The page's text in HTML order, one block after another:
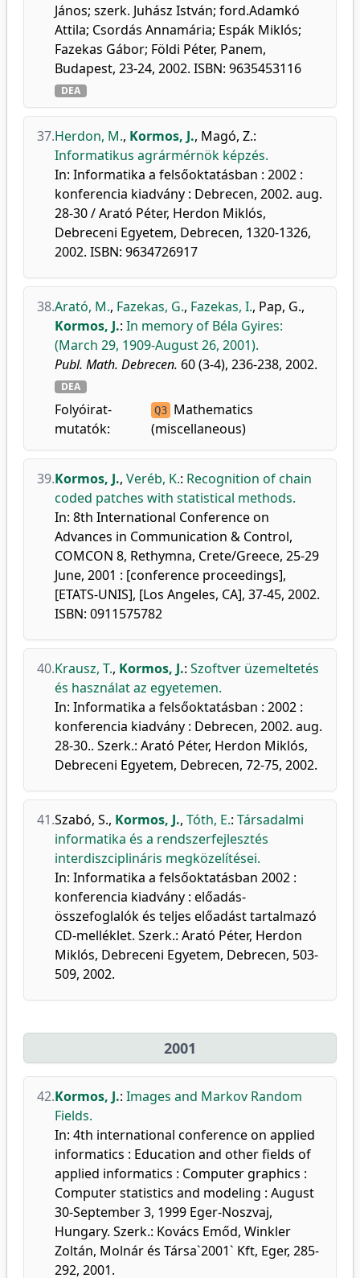
János; szerk. Juhász István; ford.Adamkó
Attila; Csordás Annamária; Espák Miklós;
Fazekas Gábor; Földi Péter, Panem,
Budapest, 23-24, 2002. ISBN: 9635453116
DEA
37.Herdon, M., Kormos, J., Magó, Z.:
Informatikus agrármérnök képzés.
In: Informatika a felsőoktatásban : 2002 :
konferencia kiadvány : Debrecen, 2002. aug.
28-30 / Arató Péter, Herdon Miklós,
Debreceni Egyetem, Debrecen, 1320-1326,
2002. ISBN: 9634726917
38.Arató, M., Fazekas, G., Fazekas, I., Pap, G.,
Kormos, J.: In memory of Béla Gyires:
(March 29, 1909-August 26, 2001).
Publ. Math. Debrecen. 60 (3-4), 236-238, 2002.
DEA
Folyóirat-
mutatók:
Q3 Mathematics
(miscellaneous)
39.Kormos, J., Veréb, K.: Recognition of chain
coded patches with statistical methods.
In: 8th International Conference on
Advances in Communication & Control,
COMCON 8, Rethymna, Crete/Greece, 25-29
June, 2001 : [conference proceedings],
[ETATS-UNIS], [Los Angeles, CA], 37-45, 2002.
ISBN: 0911575782
40.Krausz, T., Kormos, J.: Szoftver üzemeltetés
és használat az egyetemen.
In: Informatika a felsőoktatásban : 2002 :
konferencia kiadvány : Debrecen, 2002. aug.
28-30.. Szerk.: Arató Péter, Herdon Miklós,
Debreceni Egyetem, Debrecen, 72-75, 2002.
41.Szabó, S., Kormos, J., Tóth, E.: Társadalmi
informatika és a rendszerfejlesztés
interdiszciplináris megközelítései.
In: Informatika a felsőoktatásban 2002 :
konferencia kiadvány : előadás-
összefoglalók és teljes előadást tartalmazó
CD-melléklet. Szerk.: Arató Péter, Herdon
Miklós, Debreceni Egyetem, Debrecen, 503-
509, 2002.
2001
42.Kormos, J.: Images and Markov Random
Fields.
In: 4th international conference on applied
informatics : Education and other fields of
applied informatics : Computer graphics :
Computer statistics and modeling : August
30-September 3, 1999 Eger-Noszvaj,
Hungary. Szerk.: Kovács Emőd, Winkler
Zoltán, Molnár és Társa`2001` Kft, Eger, 285-
292, 2001.